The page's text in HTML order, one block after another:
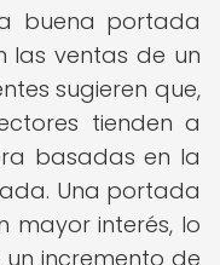
buena portada
las ventas de un
sugieren que,
tienden a
basadas en la
Una portada
mayor interés, lo
incremento de